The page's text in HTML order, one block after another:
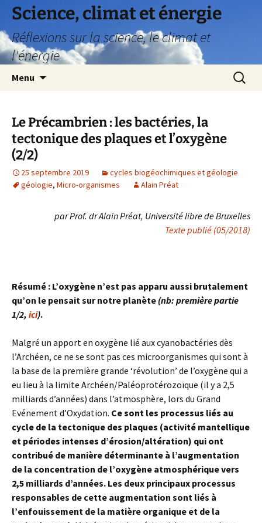
Science, climat et énergie
Réflexions sur la science, le climat et
l'énergie
Menu
Le Précambrien : les bactéries, la
tectonique des plaques et l’oxygène
(2/2)
25 septembre 2019
cycles biogéochimiques et géologie
géologie, Micro-organismes Alain Préat
par Prof. dr Alain Préat, Université libre de Bruxelles
Texte publié (05/2018)
Résumé : L’oxygène n’est pas apparu aussi brutalement
qu’on le pensait sur notre planète (nb: première partie
1/2, ici).
Malgré un apport en oxygène lié aux cyanobactéries dès
l’Archéen, ce ne se sont pas ces microorganismes qui sont à
la base de la première grande ‘révolution’ de l’oxygène qui a
eu lieu à la limite Archéen/Paléoprotérozoïque (il y a 2,5
milliards d’années) dans l’atmosphère, lors du Grand
Evénement d’Oxydation. Ce sont les processus liés au
cycle de la tectonique des plaques (activité mantellique
et périodes intenses d’érosion/altération) qui ont
contribué de manière déterminante à l’augmentation
de la concentration de l’oxygène atmosphérique vers
2,5 milliards d’années. Les deux principaux processus
responsables de cette augmentation sont liés à
l’enfouissement de la matière organique et de la